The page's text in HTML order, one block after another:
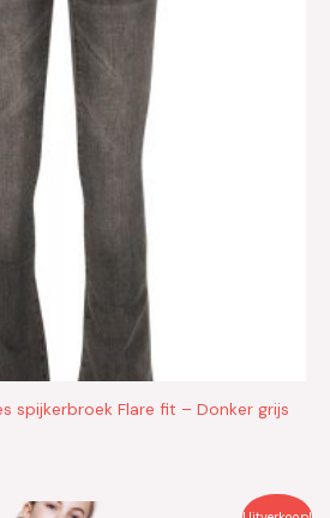
spijkerbroek Flare fit – Donker grijs